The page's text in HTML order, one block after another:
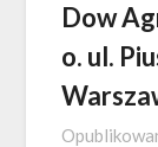
Dow
o. ul.